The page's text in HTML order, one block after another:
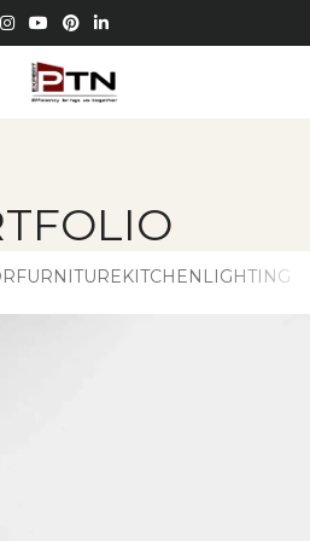
FURNITUREKITCHEN LIGHTING